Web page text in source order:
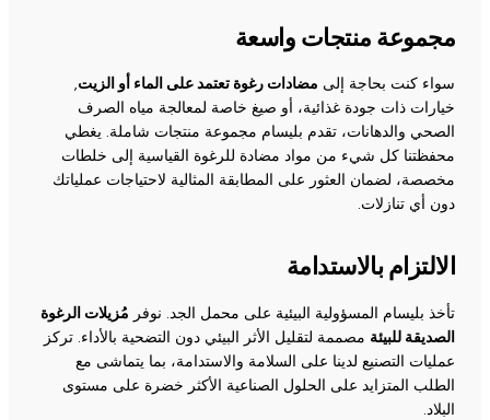
مجموعة منتجات واسعة
سواء كنت بحاجة إلى مضادات رغوة تعتمد على الماء أو الزيت,
خيارات ذات جودة غذائية، أو صيغ خاصة لمعالجة مياه الصرف
الصحي والدهانات، تقدم بليسام مجموعة منتجات شاملة. يغطي
محفظتنا كل شيء من مواد مضادة للرغوة القياسية إلى خلطات
مخصصة، لضمان العثور على المطابقة المثالية لاحتياجات عملياتك
دون أي تنازلات.
الالتزام بالاستدامة
تأخذ بليسام المسؤولية البيئية على محمل الجد. نوفر مُزيلات الرغوة
الصديقة للبيئة مصممة لتقليل الأثر البيئي دون التضحية بالأداء. تركز
عمليات التصنيع لدينا على السلامة والاستدامة، بما يتماشى مع
الطلب المتزايد على الحلول الصناعية الأكثر خضرة على مستوى
البلاد.